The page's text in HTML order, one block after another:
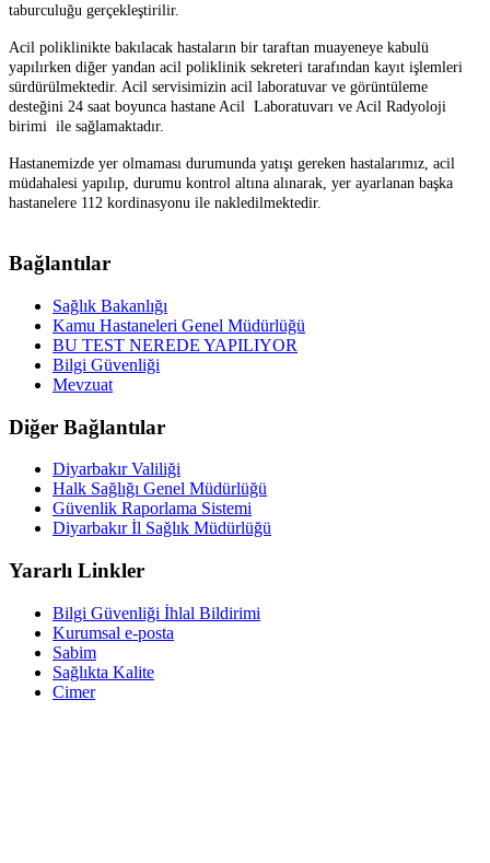
taburculuğu gerçekleştirilir.
Acil poliklinikte bakılacak hastaların bir taraftan muayeneye kabulü
yapılırken diğer yandan acil poliklinik sekreteri tarafından kayıt işlemleri
sürdürülmektedir. Acil servisimizin acil laboratuvar ve görüntüleme
desteğini 24 saat boyunca hastane Acil Laboratuvarı ve Acil Radyoloji
birimi ile sağlamaktadır.
Hastanemizde yer olmaması durumunda yatışı gereken hastalarımız, acil
müdahalesi yapılıp, durumu kontrol altına alınarak, yer ayarlanan başka
hastanelere 112 kordinasyonu ile nakledilmektedir.
Bağlantılar
Sağlık Bakanlığı
Kamu Hastaneleri Genel Müdürlüğü
BU TEST NEREDE YAPILIYOR
Bilgi Güvenliği
Mevzuat
Diğer Bağlantılar
Diyarbakır Valiliği
Halk Sağlığı Genel Müdürlüğü
Güvenlik Raporlama Sistemi
Diyarbakır İl Sağlık Müdürlüğü
Yararlı Linkler
Bilgi Güvenliği İhlal Bildirimi
Kurumsal e-posta
Sabim
Sağlıkta Kalite
Cimer